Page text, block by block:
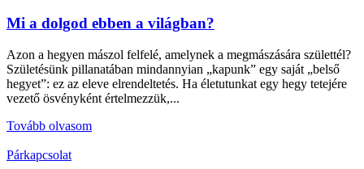
Mi a dolgod ebben a világban?
Azon a hegyen mászol felfelé, amelynek a megmászására születtél?
Születésünk pillanatában mindannyian „kapunk” egy saját „belső
hegyet”: ez az eleve elrendeltetés. Ha életutunkat egy hegy tetejére
vezető ösvényként értelmezzük,...
Tovább olvasom
Párkapcsolat